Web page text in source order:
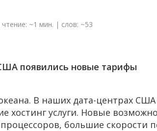
~1 мин. | слов: ~53
появились новые тарифы
В наших дата-центрах
хостинг услуги. Новые
большие скорости